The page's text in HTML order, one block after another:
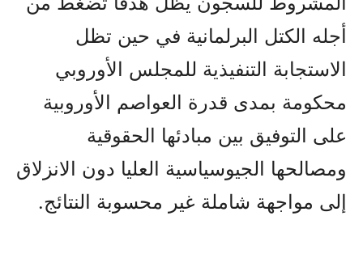
أجله الكتل البرلمانية في حين تظل
الاستجابة التنفيذية للمجلس الأوروبي
محكومة بمدى قدرة العواصم الأوروبية
على التوفيق بين مبادئها الحقوقية
ومصالحها الجيوسياسية العليا دون الانزلاق
إلى مواجهة شاملة غير محسوبة النتائج.